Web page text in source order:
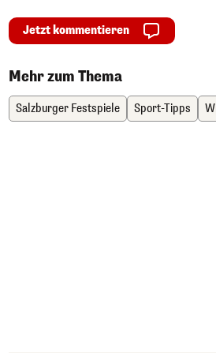
Jetzt kommentieren
Mehr zum Thema
Salzburger Festspiele Sport-Tipps